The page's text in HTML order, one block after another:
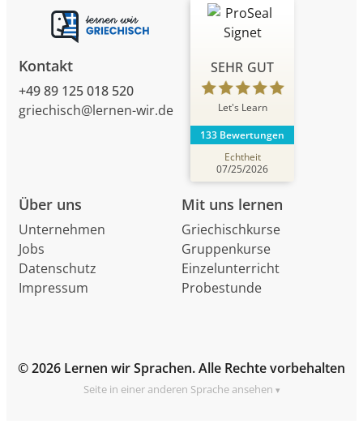
Kontakt
+49 89 125 018 520
griechisch@lernen-wir.de
Über uns
Unternehmen
Jobs
Datenschutz
Impressum
Mit uns lernen
Griechischkurse
Gruppenkurse
Einzelunterricht
Probestunde
SEHR GUT
Let's Learn
133 Bewertungen
Echtheit
07/25/2026
© 2026 Lernen wir Sprachen. Alle Rechte vorbehalten
Seite in einer anderen Sprache ansehen